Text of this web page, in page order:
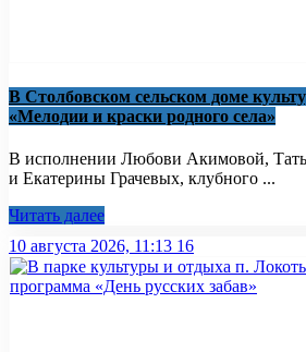
В Столбовском сельском доме
«Мелодии и краски родного села»
В исполнении Любови Акимовой,
и Екатерины Грачевых, клубного ...
Читать далее
10 августа 2026, 11:13 16